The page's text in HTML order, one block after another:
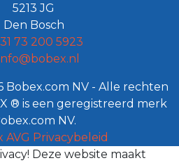
5213 JG
Den Bosch
73 200 5923
Bobex.com NV - Alle rechten
® is een geregistreerd merk
NV.
AVG Privacybeleid
Deze website maakt